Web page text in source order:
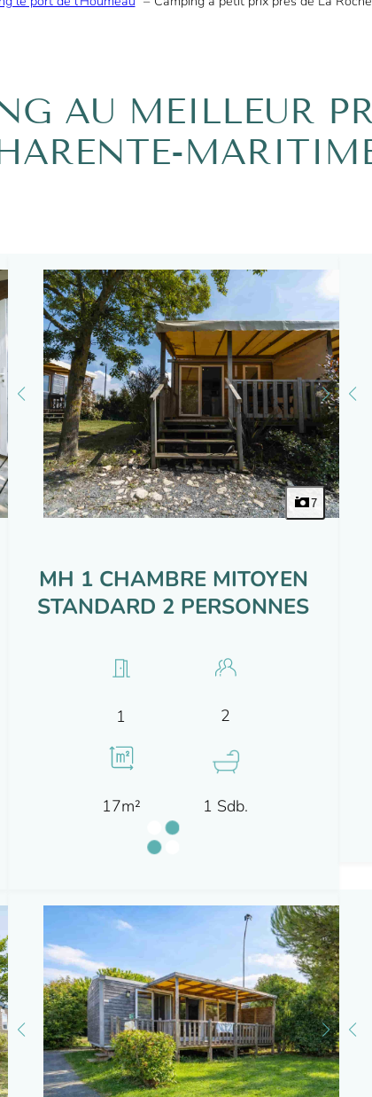
AU MEILLEUR
7
MH 1 CHAMBRE MITOYEN
STANDARD 2 PERSONNES
1 2
17m² 1 Sdb.